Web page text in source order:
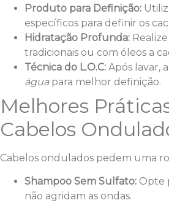
Produto para Definição:
específicos para definir os
Hidratação Profunda:
tradicionais ou com óleos a
Técnica do L.O.C: Após lavar,
águapara melhor definição.
Melhores
Cabelos
Cabelos ondulados pedem uma
Shampoo Sem Sulfato: Opte
não agridam as ondas.